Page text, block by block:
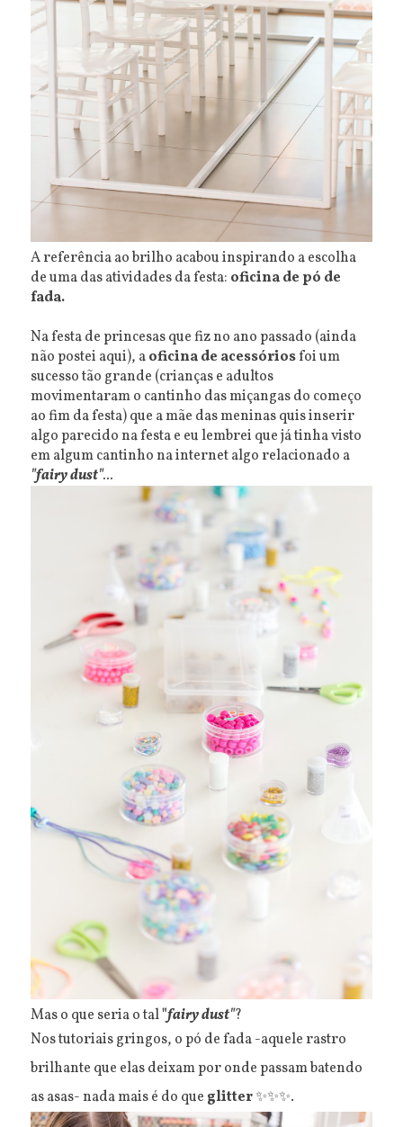
A referência ao brilho acabou inspirando a escolha
de uma das atividades da festa: oficina de pó de
fada.
Na festa de princesas que fiz no ano passado (ainda
não postei aqui), aoficina de acessóriosfoi um
sucesso tão grande (crianças e adultos
movimentaram o cantinho das miçangas do começo
ao fim da festa) que a mãe das meninas quis inserir
algo parecido na festa e eu lembrei que já tinha visto
em algum cantinho na internet algo relacionado a
"fairy dust"...
Mas o que seria o tal"fairy dust"?
Nos tutoriais gringos, o pó de fada -aquele rastro
brilhante que elas deixam por onde passam batendo
as asas- nada mais é do que glitter✨✨✨.